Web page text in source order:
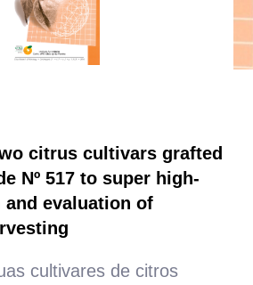
citrus cultivars grafted
Nº 517 to super high-
evaluation of
cultivares de citros